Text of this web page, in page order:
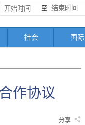
至
社会 国际
作协议
分享